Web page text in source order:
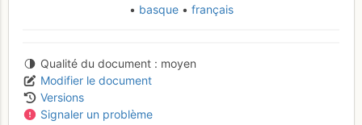
basque
français
Qualité du document
moyen
Modifier le document
Versions
Signaler un problème